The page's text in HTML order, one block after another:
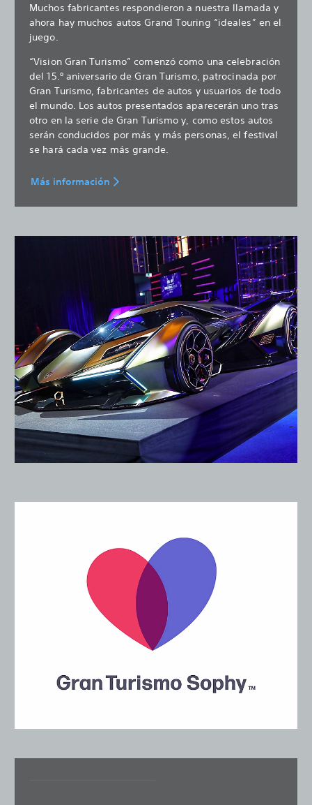
Muchos fabricantes respondieron a nuestra llamada y
ahora hay muchos autos Grand Touring “ideales” en el
juego.
“Vision Gran Turismo” comenzó como una celebración
del 15.º aniversario de Gran Turismo, patrocinada por
Gran Turismo, fabricantes de autos y usuarios de todo
el mundo. Los autos presentados aparecerán uno tras
otro en la serie de Gran Turismo y, como estos autos
serán conducidos por más y más personas, el festival
se hará cada vez más grande.
Más información